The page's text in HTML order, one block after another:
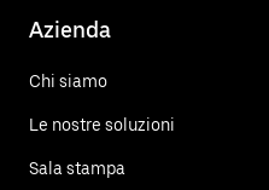
Azienda
Chi siamo
Le nostre soluzioni
Sala stampa